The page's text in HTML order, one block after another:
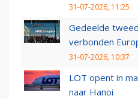
31-07-2026, 11:25
Gedeelde
verbonden
31-07-2026, 10:37
LOT opent in
naar Hanoi